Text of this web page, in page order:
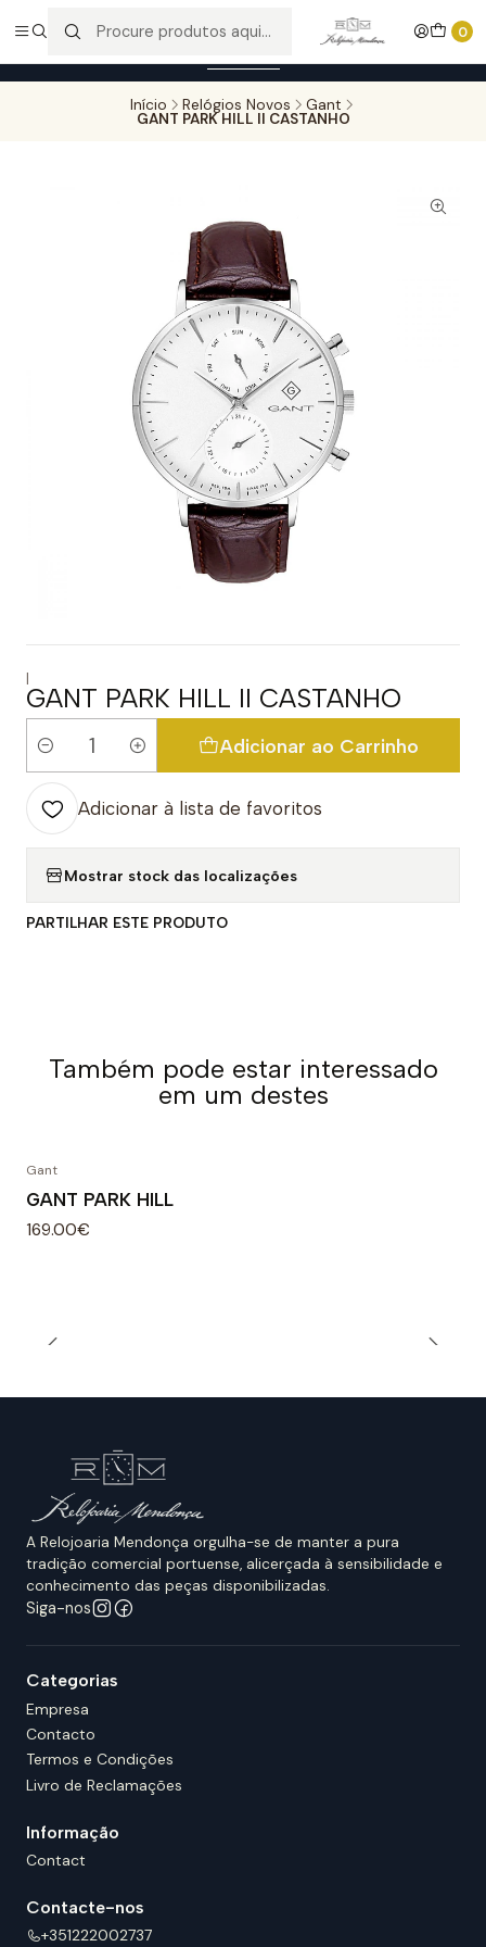
0
Entregas gratuitas para compras superiores a 100,00€ - Todas as
encomendas serão sujeitas a confirmação de stock.
Início Relógios Novos Gant
GANT PARK HILL II CASTANHO
|
GANT PARK HILL II CASTANHO
Quantidade
Adicionar ao Carrinho
Adicionar à lista de favoritos
Mostrar stock das localizações
PARTILHAR ESTE PRODUTO
Também pode estar interessado
em um destes
Gant
GANT PARK HILL
169.00€
A Relojoaria Mendonça orgulha-se de manter a pura
tradição comercial portuense, alicerçada à sensibilidade e
conhecimento das peças disponibilizadas.
Siga-nos
Categorias
Empresa
Contacto
Termos e Condições
Livro de Reclamações
Informação
Contact
Contacte-nos
+351222002737